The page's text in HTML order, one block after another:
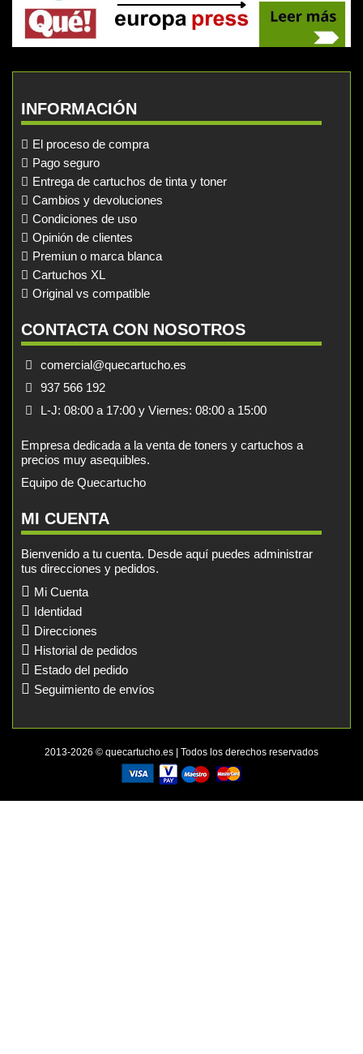
INFORMACIÓN
El proceso de compra
Pago seguro
Entrega de cartuchos de tinta y toner
Cambios y devoluciones
Condiciones de uso
Opinión de clientes
Premiun o marca blanca
Cartuchos XL
Original vs compatible
CONTACTA CON NOSOTROS
comercial@quecartucho.es
937 566 192
L-J: 08:00 a 17:00 y Viernes: 08:00 a 15:00
Empresa dedicada a la venta de toners y cartuchos a
precios muy asequibles.
Equipo de Quecartucho
MI CUENTA
Bienvenido a tu cuenta. Desde aquí puedes administrar
tus direcciones y pedidos.
Mi Cuenta
Identidad
Direcciones
Historial de pedidos
Estado del pedido
Seguimiento de envíos
2013-2026 © quecartucho.es | Todos los derechos reservados